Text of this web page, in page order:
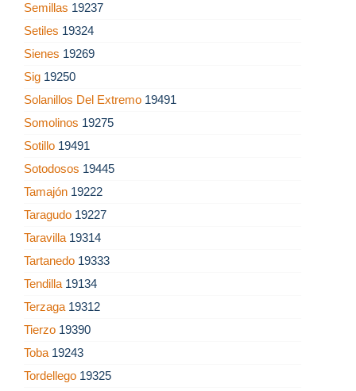
Semillas 19237
Setiles 19324
Sienes 19269
Sig 19250
Solanillos Del Extremo 19491
Somolinos 19275
Sotillo 19491
Sotodosos 19445
Tamajón 19222
Taragudo 19227
Taravilla 19314
Tartanedo 19333
Tendilla 19134
Terzaga 19312
Tierzo 19390
Toba 19243
Tordellego 19325